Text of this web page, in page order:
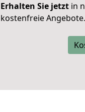
Erhalten Sie jetzt in
kostenfreie Angebote.